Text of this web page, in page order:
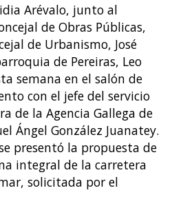
Arévalo, junto al
de Obras Públicas,
de Urbanismo, José
de Pereiras, Leo
semana en el salón de
con el jefe del servicio
de la Agencia Gallega de
Ángel González Juanatey.
presentó la propuesta de
integral de la carretera
solicitada por el